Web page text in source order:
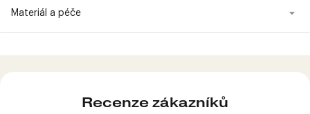
Materiál a péče
Recenze zákazníků